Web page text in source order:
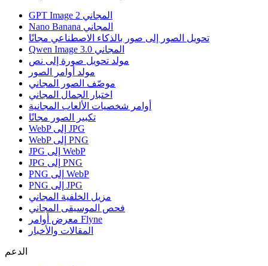
GPT Image 2 المجاني
Nano Banana المجاني
تحويل الصور إلى صور بالذكاء الاصطناعي مجانًا
Qwen Image 3.0 المجاني
مولد تحويل صورة إلى نص
مولد أوامر الصور
موصّف الصور المجاني
اختبار الجمال المجاني
أوامر شخصيات الألعاب المجانية
تكبير الصور مجانًا
WebP إلى JPG
WebP إلى PNG
JPG إلى WebP
JPG إلى PNG
PNG إلى WebP
PNG إلى JPG
مزيل الخلفية المجاني
فحص الموسيقى المجاني
معرض أوامر Flyne
المقالات والأخبار
الدعم